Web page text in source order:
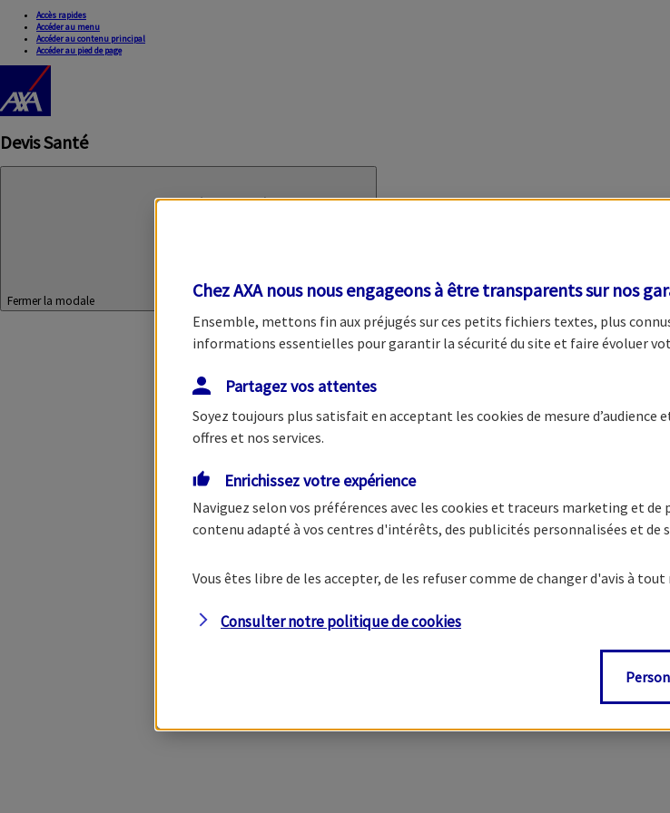
Accès rapides
Accéder au menu
Accéder au contenu principal
Accéder au pied de page
Devis Santé
Fermer la modale Chez AXA nous nous engageons à être transparents sur nos
Ensemble, mettons fin aux préjugés sur ces petits fichiers textes, plus
informations essentielles pour garantir la sécurité du site et faire évoluer
Partagez vos attentes
Soyez toujours plus satisfait en acceptant les cookies de mesure d’audience
offres et nos services.
Enrichissez votre expérience
Naviguez selon vos préférences avec les cookies et traceurs marketing et de
contenu adapté à vos centres d'intérêts, des publicités personnalisées et de
Vous êtes libre de les accepter, de les refuser comme de changer d'avis à
Consulter notre politique decookies